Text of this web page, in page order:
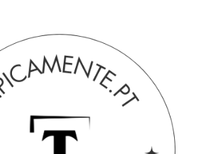
de cadeaux
spécial comprenant une boisson, de
et du fromage.